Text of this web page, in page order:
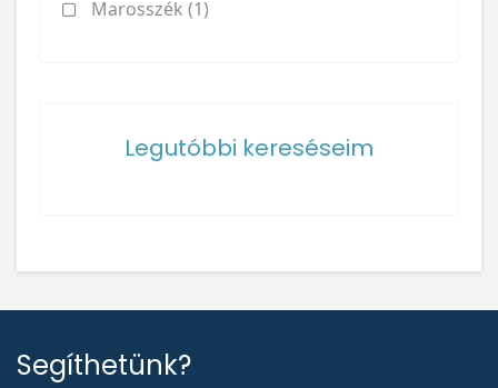
Marosszék (1)
Legutóbbi kereséseim
Segíthetünk?